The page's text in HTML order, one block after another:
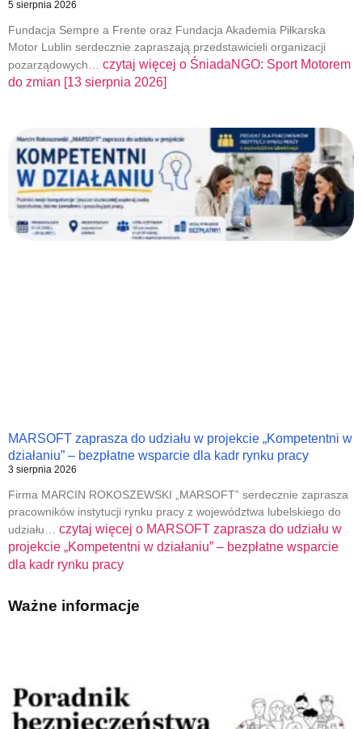
5 sierpnia 2026
Fundacja Sempre a Frente oraz Fundacja Akademia Piłkarska
Motor Lublin serdecznie zapraszają przedstawicieli organizacji
pozarządowych… czytaj więcej o ŚniadaNGO: Sport Motorem
do zmian [13 sierpnia 2026]
MARSOFT zaprasza do udziału w projekcie „Kompetentni w
działaniu” – bezpłatne wsparcie dla kadr rynku pracy
3 sierpnia 2026
Firma MARCIN ROKOSZEWSKI „MARSOFT” serdecznie zaprasza
pracowników instytucji rynku pracy z województwa lubelskiego do
udziału… czytaj więcej o MARSOFT zaprasza do udziału w
projekcie „Kompetentni w działaniu” – bezpłatne wsparcie
dla kadr rynku pracy
Ważne informacje